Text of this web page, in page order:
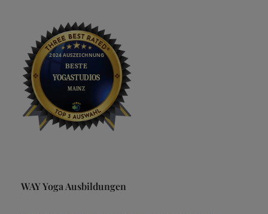
WAY Yoga Ausbildungen